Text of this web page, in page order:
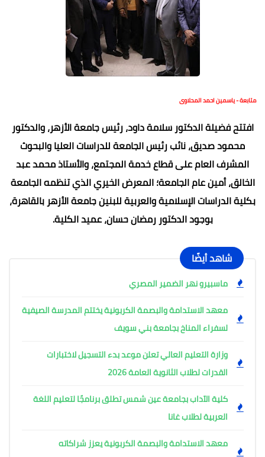
متابعة - ياسمين احمد المحلاوى
افتتح فضيلة الدكتور سلامة داود، رئيس جامعة الأزهر، والدكتور
محمود صديق، نائب رئيس الجامعة للدراسات العليا والبحوث
المشرف العام على قطاع خدمة المجتمع، والأستاذ محمد عبد
الخالق، أمين عام الجامعة؛ المعرض الخيري الذي تنظمه الجامعة
بكلية الدراسات الإسلامية والعربية للبنين جامعة الأزهر بالقاهرة،
بوجود الدكتور رمضان حسان، عميد الكلية.
شاهد أيضًا
ماسبيرو نهر الضمير المصري
معهد الاستدامة والبصمة الكربونية يختتم المدرسة الصيفية
لسفراء المناخ بجامعة بني سويف
وزارة التعليم العالي تعلن موعد بدء التسجيل لاختبارات
القدرات لطلاب الثانوية العامة 2026
كلية الآداب بجامعة عين شمس تطلق برنامجًا لتعليم اللغة
العربية لطلاب غانا
معهد الاستدامة والبصمة الكربونية يعزز شراكاته